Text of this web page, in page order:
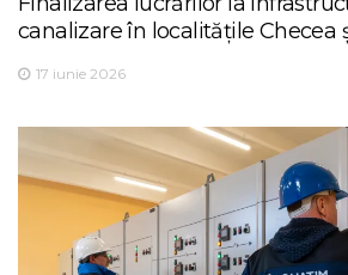
canalizare în localitățile Checea
17 iunie 2026